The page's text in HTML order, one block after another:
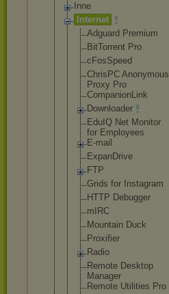
Inne
Internet
Adguard Premium
BitTorrent Pro
cFosSpeed
ChrisPC Anonymous
Proxy Pro
CompanionLink
Downloader
EduIQ Net Monitor
for Employees
E-mail
ExpanDrive
FTP
Grids for Instagram
HTTP Debugger
mIRC
Mountain Duck
Proxifier
Radio
Remote Desktop
Manager
Remote Utilities Pro